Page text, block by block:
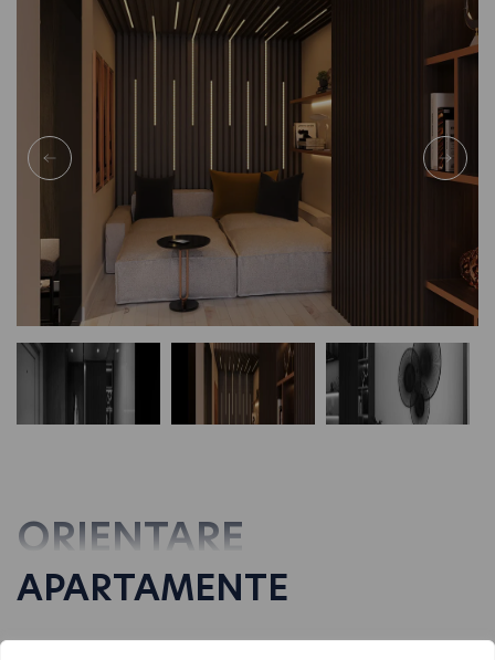
ORIENTARE
APARTAMENTE